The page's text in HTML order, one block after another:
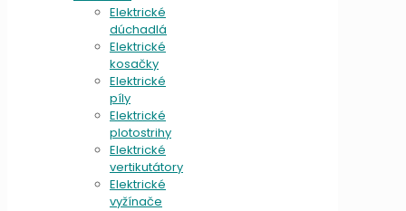
Elektrické
dúchadlá
Elektrické
kosačky
Elektrické
píly
Elektrické
plotostrihy
Elektrické
vertikutátory
Elektrické
vyžínače